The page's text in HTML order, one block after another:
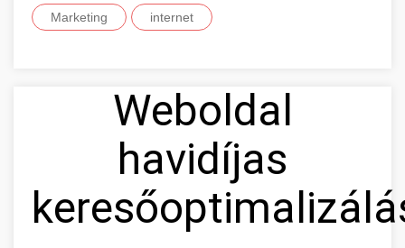
Marketing internet
Weboldal
havidíjas